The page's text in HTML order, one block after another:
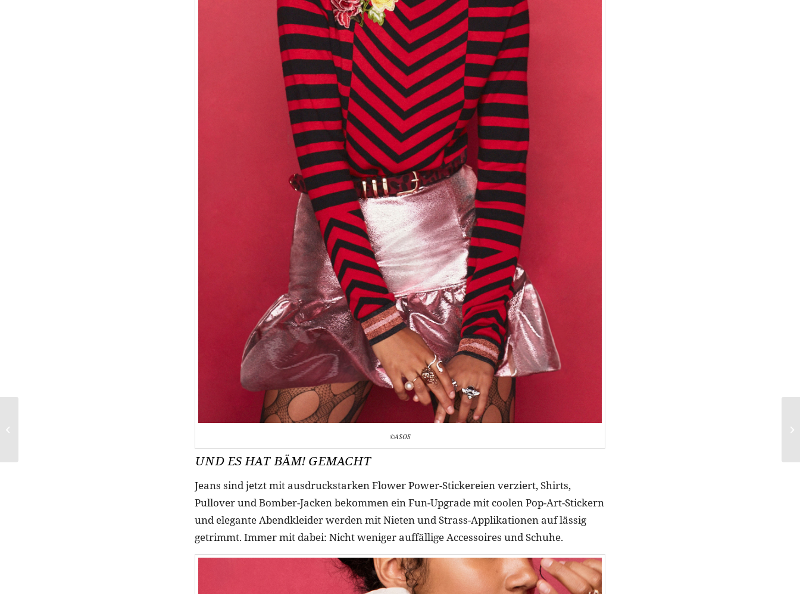
©ASOS
UND ES HAT BÄM! GEMACHT
Jeans sind jetzt mit ausdruckstarken Flower Power-Stickereien verziert, Shirts,
Pullover und Bomber-Jacken bekommen ein Fun-Upgrade mit coolen Pop-Art-Stickern
und elegante Abendkleider werden mit Nieten und Strass-Applikationen auf lässig
getrimmt. Immer mit dabei: Nicht weniger auffällige Accessoires und Schuhe.